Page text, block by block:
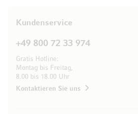
Kundenservice
+49 800 72 33 974
Gratis Hotline:
Montag bis Freitag,
8.00 bis 18.00 Uhr
Kontaktieren Sie uns